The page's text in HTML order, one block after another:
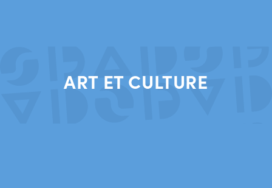
ART ET CULTURE